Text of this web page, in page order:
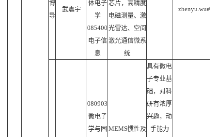
博
导
武震宇
体电子
学
085400
电子信
息
芯片，高精度
电磁测量、激
光雷达、空间
激光通信微系
统
080903
微电子
学与固 MEMS惯性及
具有微电
子专业基
础，对科
研有浓厚
兴趣，动
手能力